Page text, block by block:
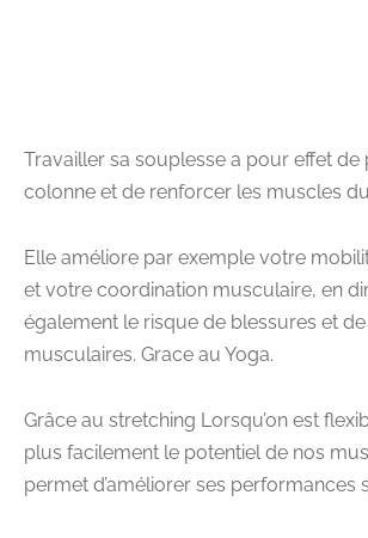
Travailler sa souplesse a pour effet de
colonne et de renforcer les muscles
Elle améliore par exemple votre
et votre coordination musculaire, en
également le risque de blessures et
musculaires. Grace au Yoga.
Grâce au stretching Lorsqu’on est
plus facilement le potentiel de nos
permet d’améliorer ses performances